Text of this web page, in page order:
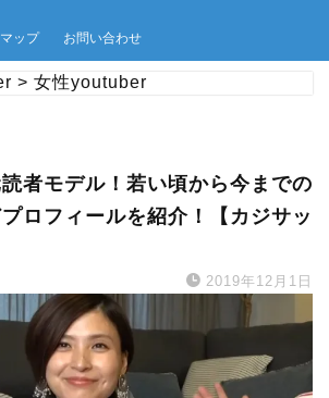
ップ お問い合わせ
> 女性youtuber
者モデル！若い頃から今までの
ロフィールを紹介！【カジサッ
2019年12月1日